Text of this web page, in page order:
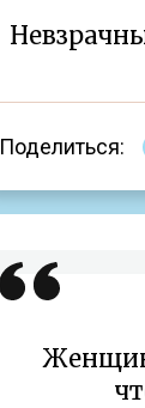
Поделиться: